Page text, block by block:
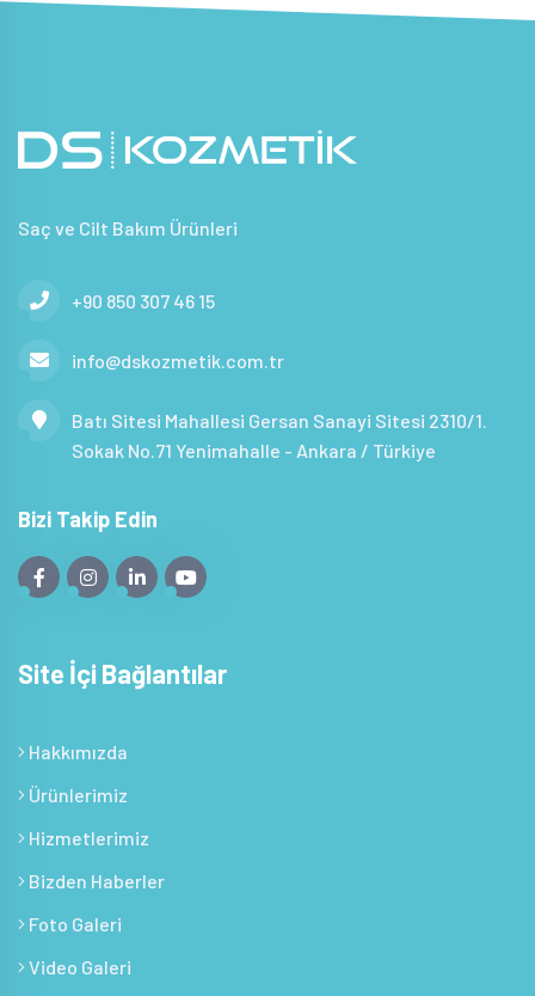
Saç ve Cilt Bakım Ürünleri
+90 850 307 46 15
info@dskozmetik.com.tr
Batı Sitesi Mahallesi Gersan Sanayi Sitesi 2310/1.
Sokak No.71 Yenimahalle - Ankara / Türkiye
Bizi Takip Edin
Site İçi Bağlantılar
Hakkımızda
Ürünlerimiz
Hizmetlerimiz
Bizden Haberler
Foto Galeri
Video Galeri